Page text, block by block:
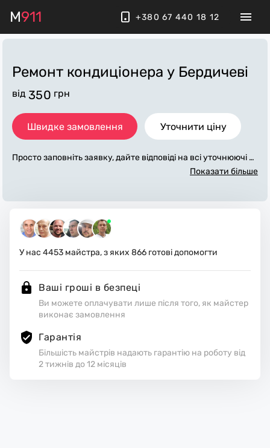
M911 +380 67 440 18 12
Ремонт кондиціонера у Бердичеві
від 350 грн
Швидке замовлення Уточнити ціну
Просто заповніть заявку, дайте відповіді на всі уточнюючі за
питання по «ремонт кондиціонера». Ми зв'яжемося з вами
Виконавці стежать за чистотою та прибирають робоче місц
Показати більше
У нас 4453 майстра, з яких 866 готові допомогти
Ваші гроші в безпеці
Ви можете оплачувати лише після того, як майстер
виконає замовлення
Гарантія
Більшість майстрів надають гарантію на роботу від
2 тижнів до 12 місяців